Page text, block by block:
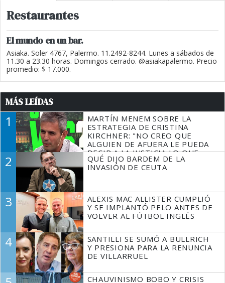
Restaurantes
El mundo en un bar.
Asiaka. Soler 4767, Palermo. 11.2492-8244. Lunes a sábados de
11.30 a 23.30 horas. Domingos cerrado. @asiakapalermo. Precio
promedio: $ 17.000.
MÁS LEÍDAS
1
MARTÍN MENEM SOBRE LA
ESTRATEGIA DE CRISTINA
KIRCHNER: "NO CREO QUE
ALGUIEN DE AFUERA LE PUEDA
DECIR A LA JUSTICIA LO QUE
TIENE QUE HACER"
2
QUÉ DIJO BARDEM DE LA
INVASIÓN DE CEUTA
3
ALEXIS MAC ALLISTER CUMPLIÓ
Y SE IMPLANTÓ PELO ANTES DE
VOLVER AL FÚTBOL INGLÉS
4
SANTILLI SE SUMÓ A BULLRICH
Y PRESIONA PARA LA RENUNCIA
DE VILLARRUEL
CHAUVINISMO BOBO Y CRISIS